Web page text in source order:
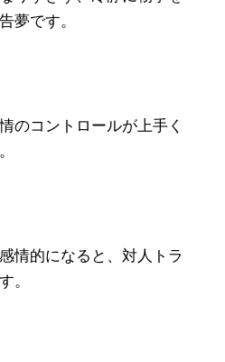
夢です。
のコントロールが上手く
情的になると、対人トラ
。